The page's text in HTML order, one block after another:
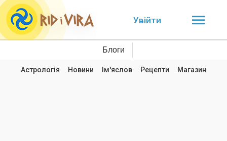
Увійти
Блоги
Астрологія Новини Ім'яслов Рецепти Магазин